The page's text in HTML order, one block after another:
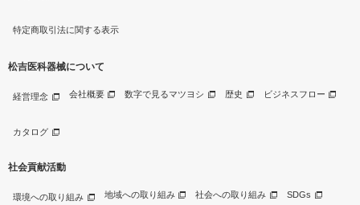
特定商取引法に関する表示
松吉医科器械について
経営理念 会社概要 数字で見るマツヨシ 歴史 ビジネスフロー
カタログ
社会貢献活動
環境への取り組み 地域への取り組み 社会への取り組み SDGs